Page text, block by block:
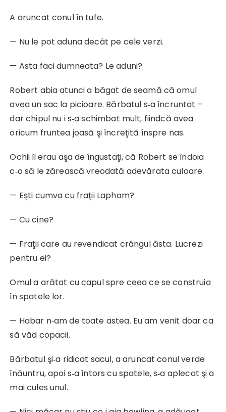
A aruncat conul în tufe.
— Nu le pot aduna decât pe cele verzi.
— Asta faci dumneata? Le aduni?
Robert abia atunci a băgat de seamă că omul
avea un sac la picioare. Bărbatul s‑a încruntat –
dar chipul nu i s‑a schimbat mult, fiindcă avea
oricum fruntea joasă şi încreţită înspre nas.
Ochii îi erau aşa de îngustaţi, că Robert se îndoia
c‑o să le zărească vreodată adevărata culoare.
— Eşti cumva cu fraţii Lapham?
— Cu cine?
— Fraţii care au revendicat crângul ăsta. Lucrezi
pentru ei?
Omul a arătat cu capul spre ceea ce se construia
în spatele lor.
— Habar n‑am de toate astea. Eu am venit doar ca
să văd copacii.
Bărbatul şi‑a ridicat sacul, a aruncat conul verde
înăuntru, apoi s‑a întors cu spatele, s‑a aplecat şi a
mai cules unul.